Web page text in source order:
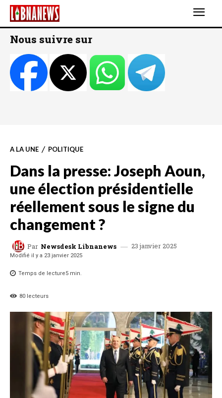
Nous suivre sur
A LA UNE POLITIQUE
Dans la presse: Joseph Aoun,
une élection présidentielle
réellement sous le signe du
changement ?
Par Newsdesk Libnanews 23 janvier 2025
Modifié il y a 23 janvier 2025
Temps de lecture5 min.
80 lecteurs